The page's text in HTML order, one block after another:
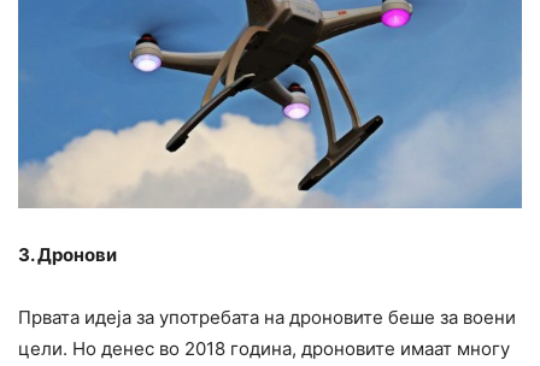
3. Дронови
Првата идеја за употребата на дроновите беше за воени
цели. Но денес во 2018 година, дроновите имаат многу